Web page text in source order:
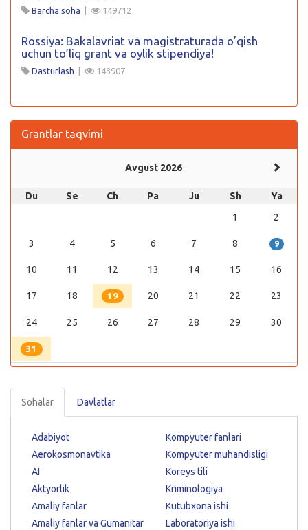
Barcha soha | 149712
Rossiya: Bakalavriat va magistraturada o’qish
uchun to’liq grant va oylik stipendiya!
Dasturlash | 143907
Grantlar taqvimi
Avgust 2026
Du Se Ch Pa Ju Sh
Ya
1
2
3 4 5 6 7 8 9
10 11 12 13 14 15 16
17 18 19 20 21 22 23
24 25 26 27 28 29 30
31
Sohalar Davlatlar
Adabiyot
Aerokosmonavtika
AI
Aktyorlik
Amaliy fanlar
Amaliy fanlar va Gumanitar
Kompyuter fanlari
Kompyuter muhandisligi
Koreys tili
Kriminologiya
Kutubxona ishi
Laboratoriya ishi